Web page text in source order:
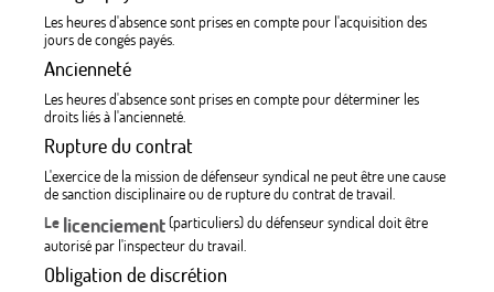
Les heures d'absence sont prises en compte pour l'acquisition des
jours de congés payés.
Ancienneté
Les heures d'absence sont prises en compte pour déterminer les
droits liés à l'ancienneté.
Rupture du contrat
L'exercice de la mission de défenseur syndical ne peut être une cause
de sanction disciplinaire ou de rupture du contrat de travail.
Le licenciement(particuliers) du défenseur syndical doit être
autorisé par l'inspecteur du travail.
Obligation de discrétion